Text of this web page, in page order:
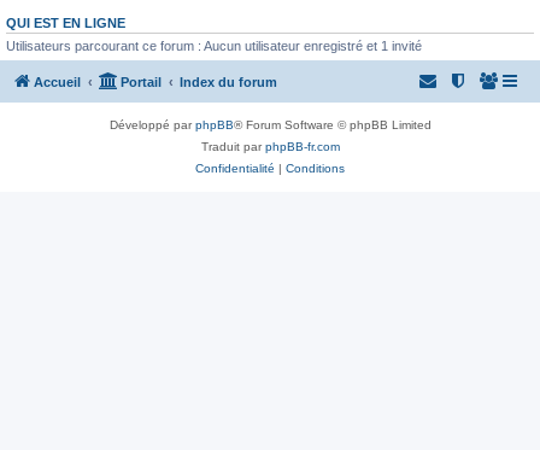
QUI EST EN LIGNE
Utilisateurs parcourant ce forum : Aucun utilisateur enregistré et 1 invité
Accueil Portail Index du forum
Développé parphpBB® Forum Software © phpBB Limited
Traduit parphpBB-fr.com
Confidentialité | Conditions